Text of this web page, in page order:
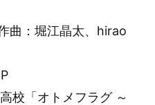
曲：堀江晶太、hirao
校「オトメフラグ ～